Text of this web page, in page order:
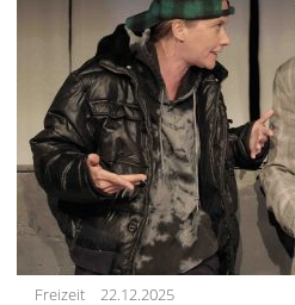
Freizeit 22.12.2025